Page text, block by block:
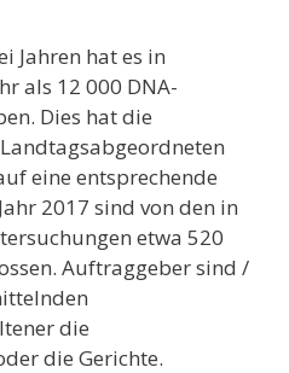
Jahren hat es in
als 12 000 DNA-
Dies hat die
eine entsprechende
2017 sind von den in
etwa 520
Auftraggeber sind /
die
die Gerichte.